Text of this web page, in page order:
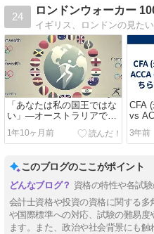
24
ロンドンウォーカー
「あなたは私の国王ではな
い」—オーストラリアでの
抗議から考える君主制と共
和制
1年10ヶ月前
CFA
vs
計士
いの
3年前
このブログのここがポイント
資格の特性や各試
会計士資格や投資の資格に関する
や国際標準への対応、試験の難易
ます。また、政治や社会背景にも